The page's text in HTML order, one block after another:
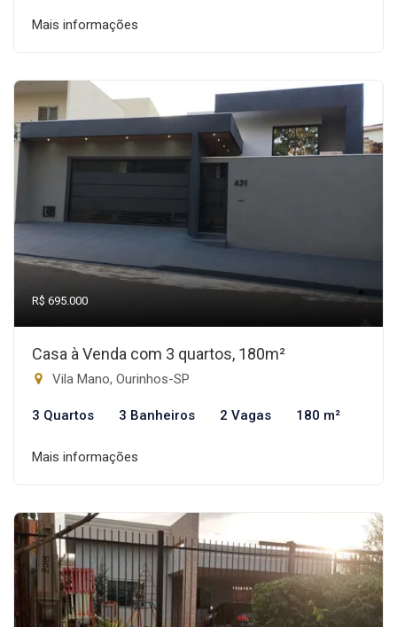
Mais informações
R$ 695.000
Casa à Venda com 3 quartos, 180m²
Vila Mano, Ourinhos-SP
3 Quartos 3 Banheiros 2 Vagas 180 m²
Mais informações